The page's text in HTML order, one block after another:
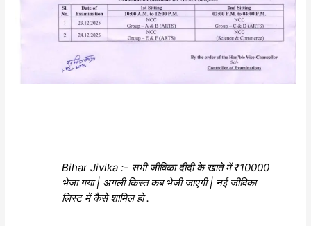
Bihar Jivika :- सभी जीविका दीदी के खाते में ₹10000
भेजा गया | अगली किस्त कब भेजी जाएगी | नई जीविका
लिस्ट में कैसे शामिल हो .